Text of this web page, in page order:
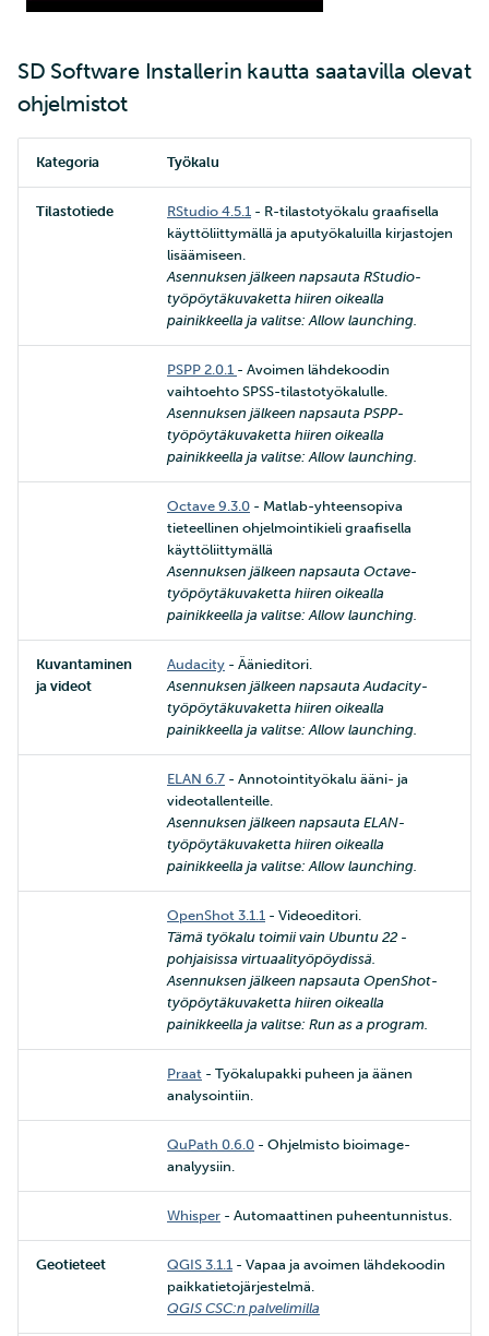
SD Software Installerin kautta saatavilla olevat
ohjelmistot
Kategoria Työkalu
Tilastotiede RStudio 4.5.1 - R-tilastotyökalu graafisella
käyttöliittymällä ja aputyökaluilla kirjastojen
lisäämiseen.
Asennuksen jälkeen napsauta RStudio-
työpöytäkuvaketta hiiren oikealla
painikkeella ja valitse: Allow launching.
PSPP 2.0.1 - Avoimen lähdekoodin
vaihtoehto SPSS-tilastotyökalulle.
Asennuksen jälkeen napsauta PSPP-
työpöytäkuvaketta hiiren oikealla
painikkeella ja valitse: Allow launching.
Octave 9.3.0 - Matlab-yhteensopiva
tieteellinen ohjelmointikieli graafisella
käyttöliittymällä
Asennuksen jälkeen napsauta Octave-
työpöytäkuvaketta hiiren oikealla
painikkeella ja valitse: Allow launching.
Kuvantaminen
ja videot
Audacity - Äänieditori.
Asennuksen jälkeen napsauta Audacity-
työpöytäkuvaketta hiiren oikealla
painikkeella ja valitse: Allow launching.
ELAN 6.7 - Annotointityökalu ääni- ja
videotallenteille.
Asennuksen jälkeen napsauta ELAN-
työpöytäkuvaketta hiiren oikealla
painikkeella ja valitse: Allow launching.
OpenShot 3.1.1 - Videoeditori.
Tämä työkalu toimii vain Ubuntu 22 -
pohjaisissa virtuaalityöpöydissä.
Asennuksen jälkeen napsauta OpenShot-
työpöytäkuvaketta hiiren oikealla
painikkeella ja valitse: Run as a program.
Praat - Työkalupakki puheen ja äänen
analysointiin.
QuPath 0.6.0 - Ohjelmisto bioimage-
analyysiin.
Whisper - Automaattinen puheentunnistus.
Geotieteet QGIS 3.1.1 - Vapaa ja avoimen lähdekoodin
paikkatietojärjestelmä.
QGIS CSC:n palvelimilla